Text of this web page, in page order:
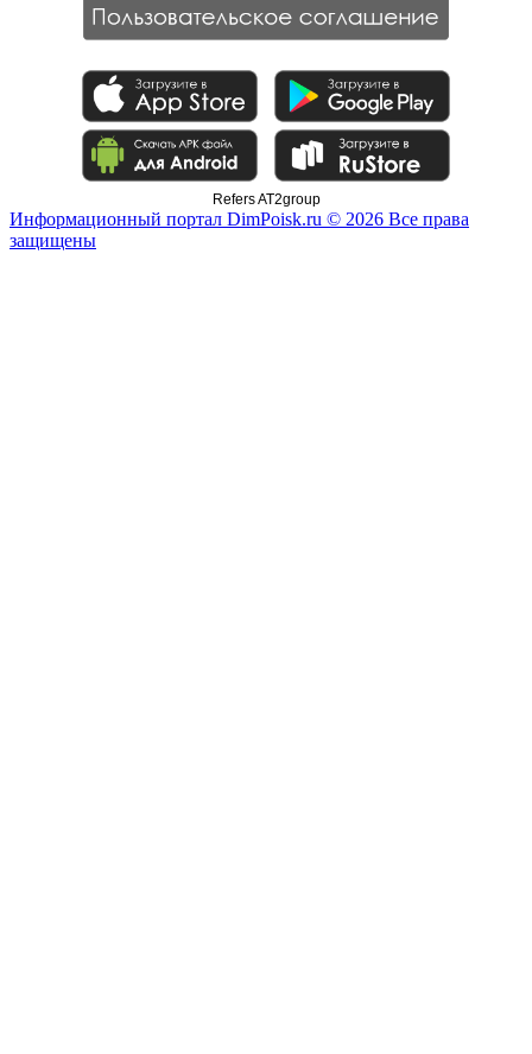
Refers AT2group
Информационный портал DimPoisk.ru © 2026 Все права
защищены